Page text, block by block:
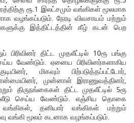
ரூ.1 இலட்சமும் வங்கிகள் மூலமாக
வழங்கப்படும். நேரடி விவசாயம் மற்றும்
இத்திட்டத்தின் கீழ் கடன் பெற
திட்ட முதலீட்டில் 10ரூ பங்கு
வேண்டும். ஏனைய பிரிவினர்களாகிய
மிகவும் பிற்படுத்தப்பட்டோர்,
முன்னாள் இராணுவத்தினர்,
திருநங்கைகள் திட்ட முதலீட்டில் 5ரூ
செய்ய வேண்டும். எஞ்சிய தொகை
வங்கிகள், தனியார் வங்கிகள் மற்றும்
வங்கி மூலம் கடனாக வழங்கப்படும்.